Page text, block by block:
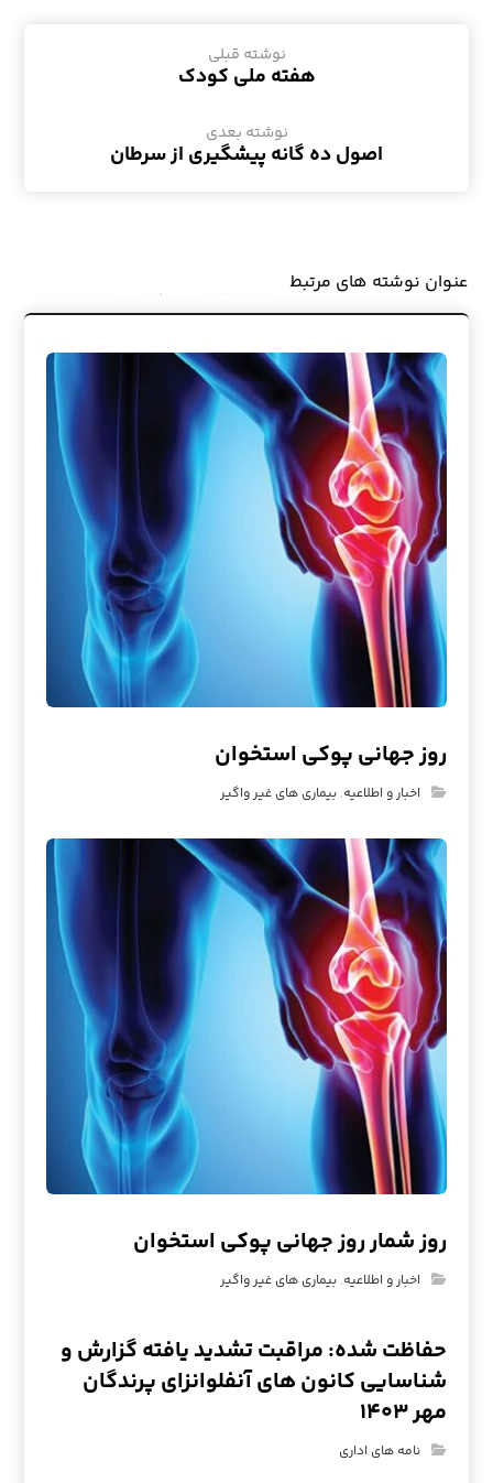
نوشته قبلی
هفته ملی کودک
نوشته بعدی
اصول ده گانه پیشگیری از سرطان
عنوان ‫نوشته های مرتبط
روز جهانی پوکی استخوان
اخبار و اطلاعیه,بیماری های غیر واگیر
روز شمار روز جهانی پوکی استخوان
اخبار و اطلاعیه,بیماری های غیر واگیر
حفاظت شده: مراقبت تشدید یافته گزارش و
شناسایی کانون های آنفلوانزای پرندگان
مهر ۱۴۰۳
نامه های اداری